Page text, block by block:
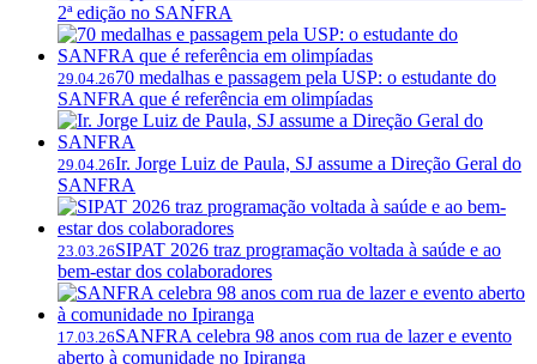
2ª edição no SANFRA
29.04.2670 medalhas e passagem pela USP: o estudante do
SANFRA que é referência em olimpíadas
29.04.26Ir. Jorge Luiz de Paula, SJ assume a Direção Geral do
SANFRA
23.03.26SIPAT 2026 traz programação voltada à saúde e ao
bem-estar dos colaboradores
17.03.26SANFRA celebra 98 anos com rua de lazer e evento
aberto à comunidade no Ipiranga